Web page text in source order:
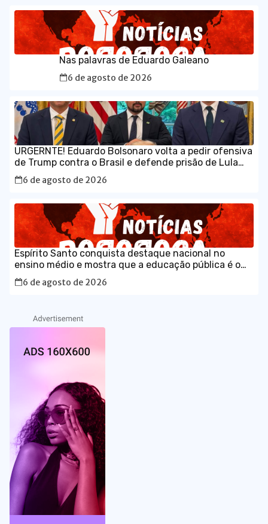
Nas palavras de Eduardo Galeano
6 de agosto de 2026
URGERNTE! Eduardo Bolsonaro volta a pedir ofensiva
de Trump contra o Brasil e defende prisão de Lula
em vídeo em inglês
6 de agosto de 2026
Espírito Santo conquista destaque nacional no
ensino médio e mostra que a educação pública é o
caminho para o desenvolvimento do Brasil
6 de agosto de 2026